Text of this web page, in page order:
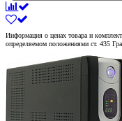
Информация о ценах товара и
определяемом положениями ст. 435